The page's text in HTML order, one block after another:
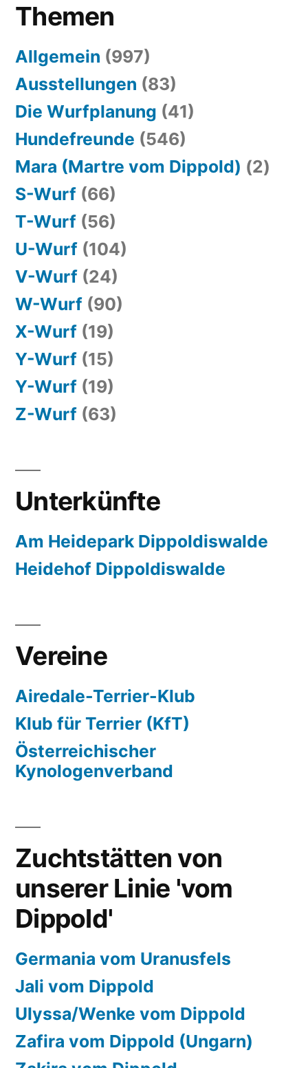
Themen
Allgemein (997)
Ausstellungen (83)
Die Wurfplanung (41)
Hundefreunde (546)
Mara (Martre vom Dippold) (2)
S-Wurf (66)
T-Wurf (56)
U-Wurf (104)
V-Wurf (24)
W-Wurf (90)
X-Wurf (19)
Y-Wurf (15)
Y-Wurf (19)
Z-Wurf (63)
Unterkünfte
Am Heidepark Dippoldiswalde
Heidehof Dippoldiswalde
Vereine
Airedale-Terrier-Klub
Klub für Terrier (KfT)
Österreichischer
Kynologenverband
Zuchtstätten von
unserer Linie 'vom
Dippold'
Germania vom Uranusfels
Jali vom Dippold
Ulyssa/Wenke vom Dippold
Zafira vom Dippold (Ungarn)